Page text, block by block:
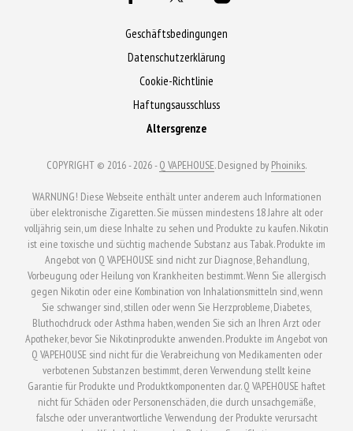
Geschäftsbedingungen
Datenschutzerklärung
Cookie-Richtlinie
Haftungsausschluss
Altersgrenze
COPYRIGHT © 2016 - 2026 -Q VAPEHOUSE. Designed by Phoiniks.
WARNUNG! Diese Webseite enthält unter anderem auch Informationen
über elektronische Zigaretten. Sie müssen mindestens 18 Jahre alt oder
volljährig sein, um diese Inhalte zu sehen und Produkte zu kaufen. Nikotin
ist eine toxische und süchtig machende Substanz aus Tabak. Produkte im
Angebot von Q VAPEHOUSE sind nicht zur Diagnose, Behandlung,
Vorbeugung oder Heilung von Krankheiten bestimmt. Wenn Sie allergisch
gegen Nikotin oder eine Kombination von Inhalationsmitteln sind, wenn
Sie schwanger sind, stillen oder wenn Sie Herzprobleme, Diabetes,
Bluthochdruck oder Asthma haben, wenden Sie sich an Ihren Arzt oder
Apotheker, bevor Sie Nikotinprodukte anwenden. Produkte im Angebot von
Q VAPEHOUSE sind nicht für die Verabreichung von Medikamenten oder
verbotenen Substanzen bestimmt, deren Verwendung stellt keine
Garantie für Produkte und Produktkomponenten dar. Q VAPEHOUSE haftet
nicht für Schäden oder Personenschäden, die durch unsachgemäße,
falsche oder unverantwortliche Verwendung der Produkte verursacht